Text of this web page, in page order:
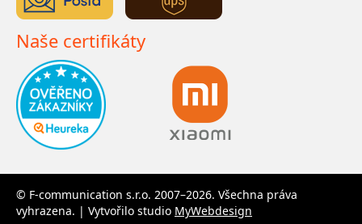
Naše certifikáty
© F-communication s.r.o. 2007–2026. Všechna práva
vyhrazena. | Vytvořilo studio MyWebdesign